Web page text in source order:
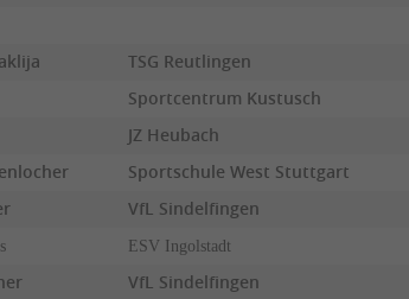
TSG Reutlingen
Sportcentrum Kustusch
JZ Heubach
Sportschule West Stuttgart
VfL Sindelfingen
ESV Ingolstadt
VfL Sindelfingen